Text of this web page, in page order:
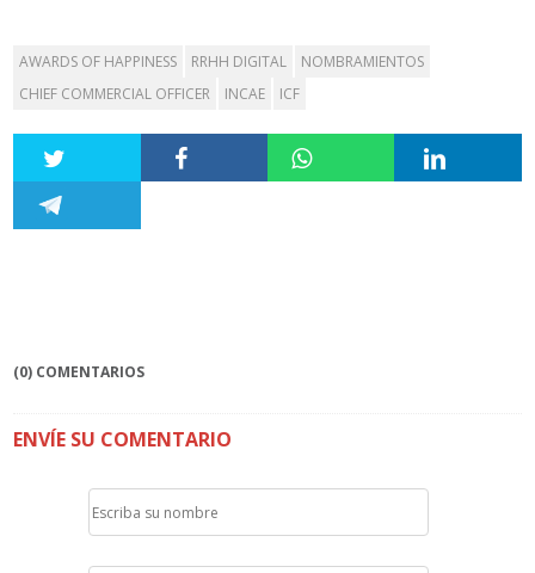
AWARDS OF HAPPINESS RRHH DIGITAL
NOMBRAMIENTOS
CHIEF COMMERCIAL OFFICER
INCAE ICF
(0) COMENTARIOS
ENVÍE SU COMENTARIO